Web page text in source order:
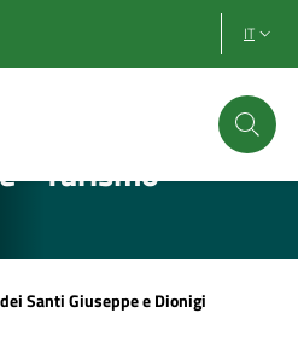
IT
- Turismo
Santi Giuseppe e Dionigi